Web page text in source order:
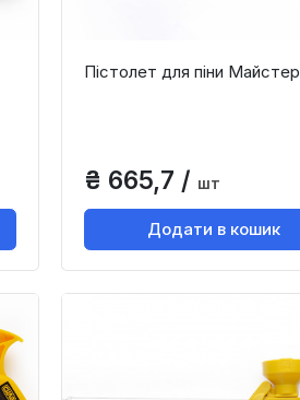
Пістолет для піни Майстер
₴ 665,7 / шт
Додати в кошик